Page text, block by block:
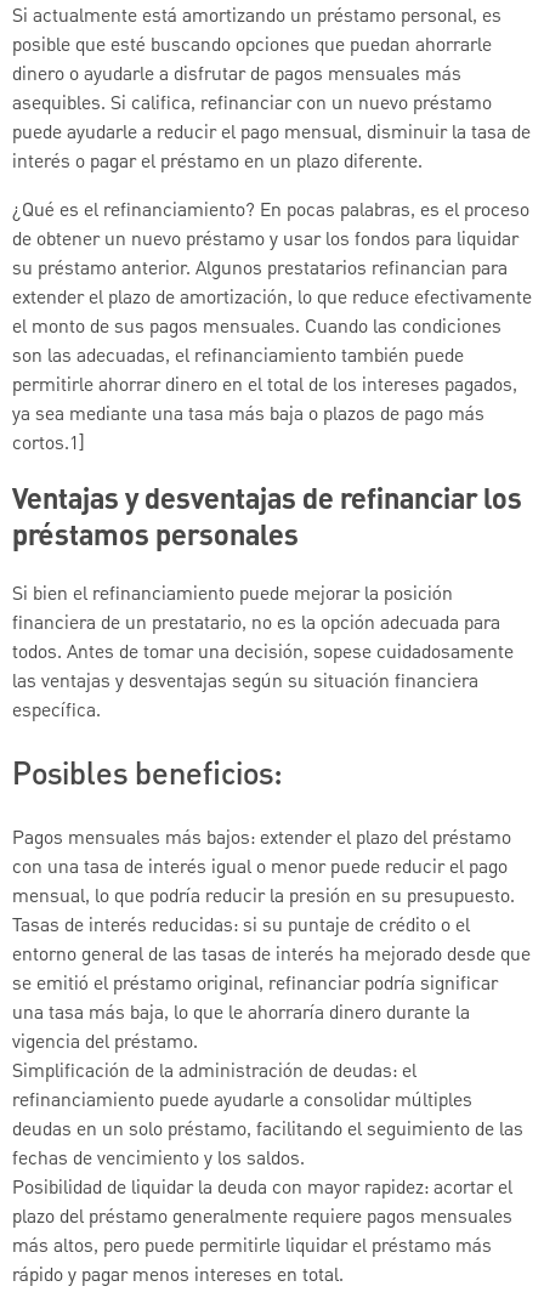
Si actualmente está amortizando un préstamo personal, es
posible que esté buscando opciones que puedan ahorrarle
dinero o ayudarle a disfrutar de pagos mensuales más
asequibles. Si califica, refinanciar con un nuevo préstamo
puede ayudarle a reducir el pago mensual, disminuir la tasa de
interés o pagar el préstamo en un plazo diferente.
¿Qué es el refinanciamiento? En pocas palabras, es el proceso
de obtener un nuevo préstamo y usar los fondos para liquidar
su préstamo anterior. Algunos prestatarios refinancian para
extender el plazo de amortización, lo que reduce efectivamente
el monto de sus pagos mensuales. Cuando las condiciones
son las adecuadas, el refinanciamiento también puede
permitirle ahorrar dinero en el total de los intereses pagados,
ya sea mediante una tasa más baja o plazos de pago más
cortos.1]
Ventajas y desventajas de refinanciar los
préstamos personales
Si bien el refinanciamiento puede mejorar la posición
financiera de un prestatario, no es la opción adecuada para
todos. Antes de tomar una decisión, sopese cuidadosamente
las ventajas y desventajas según su situación financiera
específica.
Posibles beneficios:
Pagos mensuales más bajos: extender el plazo del préstamo
con una tasa de interés igual o menor puede reducir el pago
mensual, lo que podría reducir la presión en su presupuesto.
Tasas de interés reducidas: si su puntaje de crédito o el
entorno general de las tasas de interés ha mejorado desde que
se emitió el préstamo original, refinanciar podría significar
una tasa más baja, lo que le ahorraría dinero durante la
vigencia del préstamo.
Simplificación de la administración de deudas: el
refinanciamiento puede ayudarle a consolidar múltiples
deudas en un solo préstamo, facilitando el seguimiento de las
fechas de vencimiento y los saldos.
Posibilidad de liquidar la deuda con mayor rapidez: acortar el
plazo del préstamo generalmente requiere pagos mensuales
más altos, pero puede permitirle liquidar el préstamo más
rápido y pagar menos intereses en total.